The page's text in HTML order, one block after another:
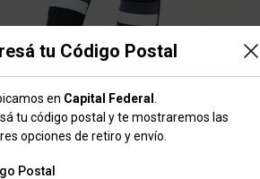
tu Código Postal
en Capital Federal
tu código postal y te mostraremos las
opciones de retiro y envío.
Postal